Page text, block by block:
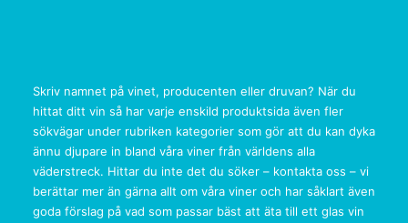
Skriv namnet på vinet, producenten eller druvan? När du
hittat ditt vin så har varje enskild produktsida även fler
sökvägar under rubriken kategorier som gör att du kan dyka
ännu djupare in bland våra viner från världens alla
väderstreck. Hittar du inte det du söker – kontakta oss – vi
berättar mer än gärna allt om våra viner och har såklart även
goda förslag på vad som passar bäst att äta till ett glas vin